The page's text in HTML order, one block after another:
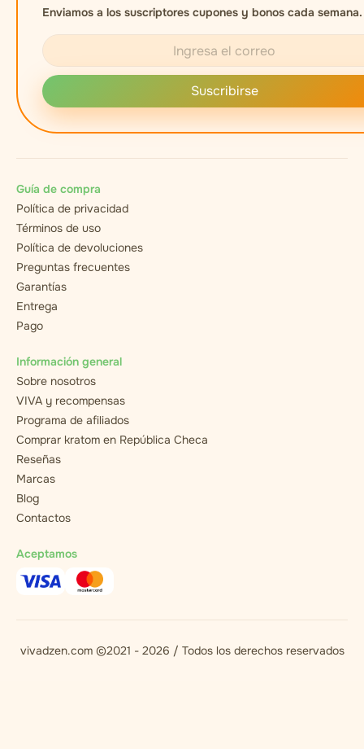
Enviamos a los suscriptores cupones y bonos cada semana.
Suscribirse
Guía de compra
Política de privacidad
Términos de uso
Política de devoluciones
Preguntas frecuentes
Garantías
Entrega
Pago
Información general
Sobre nosotros
VIVA y recompensas
Programa de afiliados
Comprar kratom en República Checa
Reseñas
Marcas
Blog
Contactos
Aceptamos
vivadzen.com ©2021 - 2026 / Todos los derechos reservados